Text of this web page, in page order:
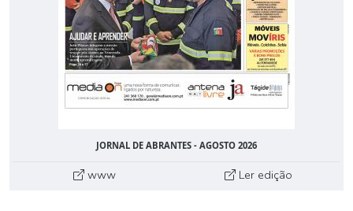
JORNAL DE ABRANTES - AGOSTO 2026
www Ler edição